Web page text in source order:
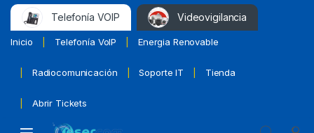
Telefonía VOIP Videovigilancia
Inicio Telefonía VoIP Energia Renovable
Radiocomunicación Soporte IT Tienda
Abrir Tickets